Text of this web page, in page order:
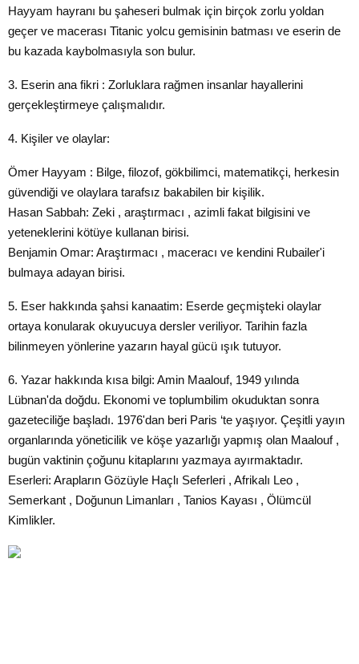
Hayyam hayranı bu şaheseri bulmak için birçok zorlu yoldan
geçer ve macerası Titanic yolcu gemisinin batması ve eserin de
bu kazada kaybolmasıyla son bulur.
3. Eserin ana fikri : Zorluklara rağmen insanlar hayallerini
gerçekleştirmeye çalışmalıdır.
4. Kişiler ve olaylar:
Ömer Hayyam : Bilge, filozof, gökbilimci, matematikçi, herkesin
güvendiği ve olaylara tarafsız bakabilen bir kişilik.
Hasan Sabbah: Zeki , araştırmacı , azimli fakat bilgisini ve
yeteneklerini kötüye kullanan birisi.
Benjamin Omar: Araştırmacı , maceracı ve kendini Rubailer'i
bulmaya adayan birisi.
5. Eser hakkında şahsi kanaatim: Eserde geçmişteki olaylar
ortaya konularak okuyucuya dersler veriliyor. Tarihin fazla
bilinmeyen yönlerine yazarın hayal gücü ışık tutuyor.
6. Yazar hakkında kısa bilgi: Amin Maalouf, 1949 yılında
Lübnan'da doğdu. Ekonomi ve toplumbilim okuduktan sonra
gazeteciliğe başladı. 1976'dan beri Paris ‘te yaşıyor. Çeşitli yayın
organlarında yöneticilik ve köşe yazarlığı yapmış olan Maalouf ,
bugün vaktinin çoğunu kitaplarını yazmaya ayırmaktadır.
Eserleri: Arapların Gözüyle Haçlı Seferleri , Afrikalı Leo ,
Semerkant , Doğunun Limanları , Tanios Kayası , Ölümcül
Kimlikler.